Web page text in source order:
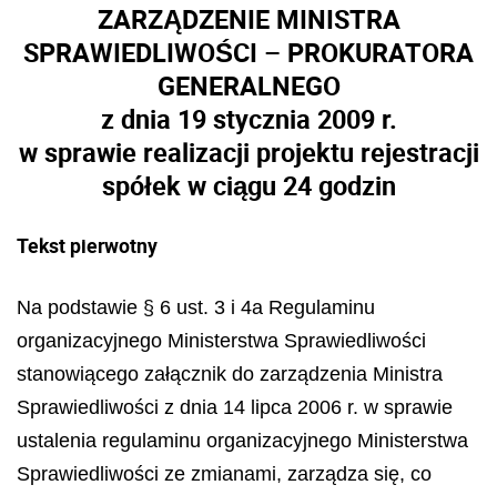
ZARZĄDZENIE MINISTRA
SPRAWIEDLIWOŚCI – PROKURATORA
GENERALNEGO
z dnia 19 stycznia 2009 r.
w sprawie realizacji projektu rejestracji
spółek w ciągu 24 godzin
Tekst pierwotny
Na podstawie § 6 ust. 3 i 4a Regulaminu
organizacyjnego Ministerstwa Sprawiedliwości
stanowiącego załącznik do zarządzenia Ministra
Sprawiedliwości z dnia 14 lipca 2006 r. w sprawie
ustalenia regulaminu organizacyjnego Ministerstwa
Sprawiedliwości ze zmianami, zarządza się, co